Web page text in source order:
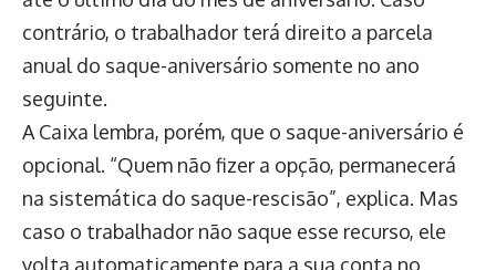
contrário, o trabalhador terá direito a parcela
anual do saque-aniversário somente no ano
seguinte.
A Caixa lembra, porém, que o saque-aniversário é
opcional. “Quem não fizer a opção, permanecerá
na sistemática do saque-rescisão”, explica. Mas
caso o trabalhador não saque esse recurso, ele
volta automaticamente para a sua conta no